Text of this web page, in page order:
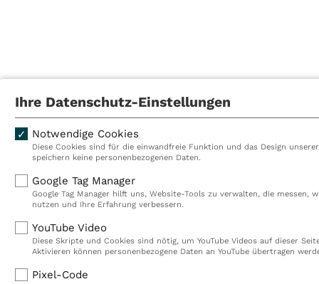
Ihre Datenschutz-Einstellungen
Notwendige Cookies
Diese Cookies sind für die einwandfreie Funktion und das Design
speichern keine personenbezogenen Daten.
Google Tag Manager
Google Tag Manager hilft uns, Website-Tools zu verwalten, die messen,
nutzen und Ihre Erfahrung verbessern.
YouTube Video
Diese Skripte und Cookies sind nötig, um YouTube Videos auf dieser
Aktivieren können personenbezogene Daten an YouTube übertragen
Pixel-Code